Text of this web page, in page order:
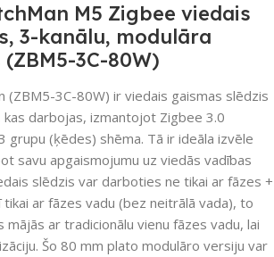
M5 Zigbee viedais
3-kanālu, modulāra
3C-80W)
(ZBM5-3C-80W) ir viedais gaismas slēdzis
darbojas, izmantojot Zigbee 3.0
grupu (ķēdes) shēma. Tā ir ideāla izvēle
savu apgaismojumu uz viedās vadības
slēdzis var darboties ne tikai ar fāzes +
ar fāzes vadu (bez neitrālā vada), to
ar tradicionālu vienu fāzes vadu, lai
Šo 80 mm plato modulāro versiju var